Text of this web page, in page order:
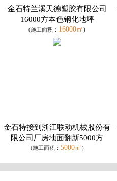
金石特兰溪天德塑胶有限公司
16000方本色钢化地坪
(施工面积： 16000㎡)
金石特接到浙江联动机械股份有
限公司厂房地面翻新5000方
(施工面积： 5000㎡)